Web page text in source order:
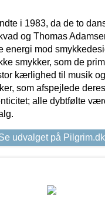
i 1983, da de to
og Thomas
energi mod
smykker, som de
kærlighed til musik
som afspejlede
alle dybtfølte
udvalget på Pilgrim.dk